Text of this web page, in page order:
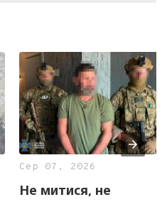
Сер 07, 2026
Не митися, не